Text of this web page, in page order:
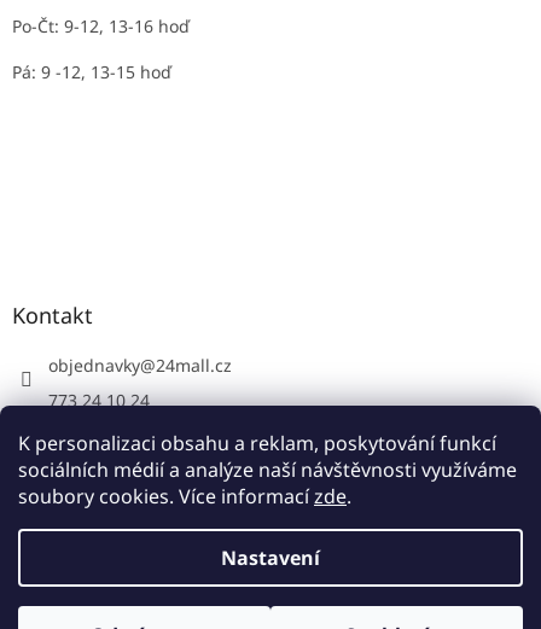
K personalizaci obsahu a reklam, poskytování funkcí
sociálních médií a analýze naší návštěvnosti využíváme
soubory cookies. Více informacízde.
Nastavení
Po-Čt: 9-12, 13-16 hoď
Pá: 9 -12, 13-15 hoď
Kontakt
objednavky@24mall.cz
773 24 10 24
https://www.facebook.com/24krby
Copyright 202624krby.cz. Všechna práva vyhrazena.Upravit